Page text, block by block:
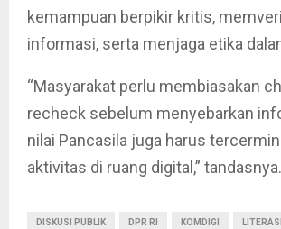
kemampuan berpikir kritis,
informasi, serta menjaga etika
“Masyarakat perlu membiasakan
recheck sebelum menyebarkan
nilai Pancasila juga harus
aktivitas di ruang digital,” tandasnya.
DISKUSI PUBLIK DPR RI KOMDIGI